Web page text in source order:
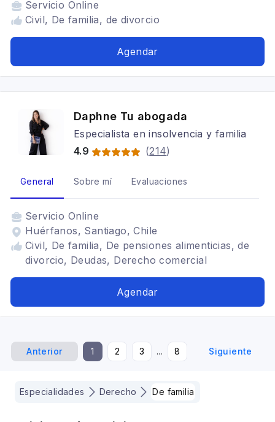
Servicio Online
Civil, De familia, de divorcio
Agendar
Daphne Tu abogada
Especialista en insolvencia y familia
4.9
(214)
General Sobre mí Evaluaciones
Servicio Online
Huérfanos, Santiago, Chile
Civil, De familia, De pensiones alimenticias, de
divorcio, Deudas, Derecho comercial
Agendar
Anterior 1 2 3 ... 8 Siguiente
Especialidades Derecho De familia